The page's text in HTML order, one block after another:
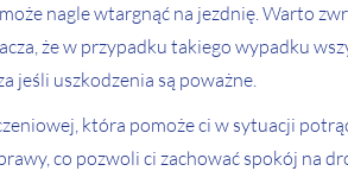
nagle wtargnąć na jezdnię. Warto
że w przypadku takiego wypadku
jeśli uszkodzenia są poważne.
która pomoże ci w sytuacji
co pozwoli ci zachować spokój na